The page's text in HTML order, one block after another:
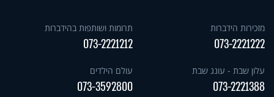
מזכירות הידברות
073-2221222
תרומות ושותפות בהידברות
073-2221212
עלון שבת - עונג שבת
073-2221388
עולם הילדים
073-3592800